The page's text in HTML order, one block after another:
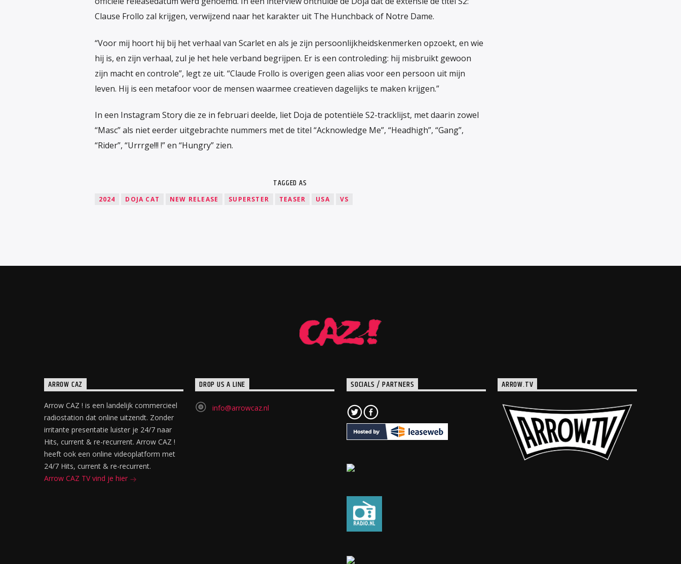
Clause Frollo zal krijgen, verwijzend naar het karakter uit The Hunchback of Notre Dame.
“Voor mij hoort hij bij het verhaal van Scarlet en als je zijn persoonlijkheidskenmerken opzoekt, en wie
hij is, en zijn verhaal, zul je het hele verband begrijpen. Er is een controleding: hij misbruikt gewoon
zijn macht en controle”, legt ze uit. “Claude Frollo is overigen geen alias voor een persoon uit mijn
leven. Hij is een metafoor voor de mensen waarmee creatieven dagelijks te maken krijgen.”
In een Instagram Story die ze in februari deelde, liet Doja de potentiële S2-tracklijst, met daarin zowel
“Masc” als niet eerder uitgebrachte nummers met de titel “Acknowledge Me”, “Headhigh”, “Gang”,
“Rider”, “Urrrge!!! !” en “Hungry” zien.
TAGGED AS
2024 DOJA CAT NEW RELEASE SUPERSTER TEASER USA VS
ARROW CAZ
Arrow CAZ ! is een landelijk commercieel
radiostation dat online uitzendt. Zonder
irritante presentatie luister je 24/7 naar
Hits, current & re-recurrent. Arrow CAZ !
heeft ook een online videoplatform met
24/7 Hits, current & re-recurrent.
Arrow CAZ TV vind je hier
DROP US A LINE
info@arrowcaz.nl
SOCIALS / PARTNERS ARROW.TV